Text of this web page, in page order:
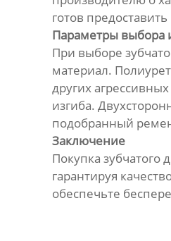
готов
Параметры выбора
При выборе
материал.
других
изгиба.
подобранный
Заключение
Покупка
гарантируя
обеспечьте